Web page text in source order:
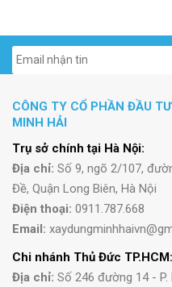
CÔNG TY CỔ PHẦN ĐẦU
MINH HẢI
Trụ sở chính tại Hà Nội:
Địa chỉ: Số 9, ngõ 2/107,
Đề, Quận Long Biên, Hà Nội
Điện thoại: 0911.787.668
Email:
Chi nhánh Thủ Đức TP.HCM:
Địa chỉ: Số 246 đường 14 -